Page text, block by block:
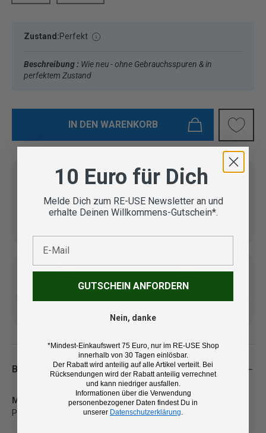
Zustand:Perfekt
Beschreibung : Wie neu - ohne Gebrauchsspuren & in
perfektem Zustand
IN DEN WARENKORB
Vom Outdoor Spezialisten
geprüfte Second Hand
Lieferung in 3-5 Werktagen
Beschreibung
Marke:
Patagonia
10 Euro für Dich
Melde Dich zum RE-USE Newsletter an und
erhalte Deinen Willkommens-Gutschein*.
GUTSCHEIN ANFORDERN
Nein, danke
*Mindest-Einkaufswert 75 Euro, nur im RE-USE Shop
innerhalb von 30 Tagen einlösbar.
Der Rabatt wird anteilig auf alle Artikel verteilt. Bei
Rücksendungen wird der Rabatt anteilig verrechnet
und kann niedriger ausfallen.
Informationen über die Verwendung
personenbezogener Daten findest Du in
unserer Datenschutzerklärung